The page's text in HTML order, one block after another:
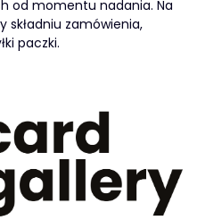
od momentu nadania. Na
składniu zamówienia,
paczki.